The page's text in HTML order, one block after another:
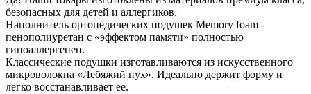
безопасных для детей и аллергиков.
Наполнитель ортопедических подушек Memory foam -
пенополиуретан с «эффектом памяти» полностью
гипоаллергенен.
Классические подушки изготавливаются из искусственного
микроволокна «Лебяжий пух». Идеально держит форму и
легко восстанавливает ее.